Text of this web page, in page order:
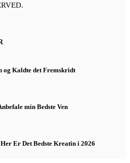
og Kaldte det Fremskridt
min Bedste Ven
Er Det Bedste Kreatin i 2026